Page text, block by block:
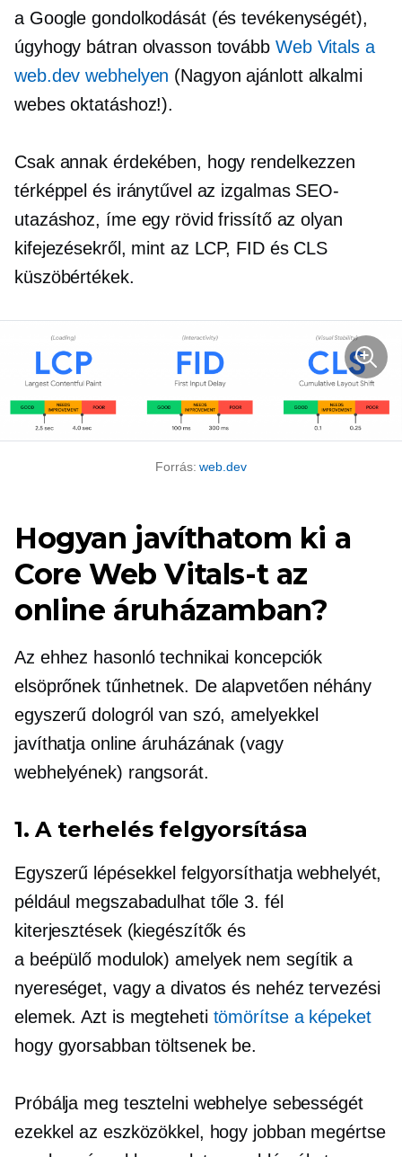
a Google gondolkodását (és tevékenységét),
úgyhogy bátran olvasson tovább Web Vitals a
web.dev webhelyen (Nagyon ajánlott alkalmi
webes oktatáshoz!).
Csak annak érdekében, hogy rendelkezzen
térképpel és iránytűvel az izgalmas SEO-
utazáshoz, íme egy rövid frissítő az olyan
kifejezésekről, mint az LCP, FID és CLS
küszöbértékek.
Forrás:web.dev
Hogyan javíthatom ki a
Core Web Vitals-t az
online áruházamban?
Az ehhez hasonló technikai koncepciók
elsöprőnek tűnhetnek. De alapvetően néhány
egyszerű dologról van szó, amelyekkel
javíthatja online áruházának (vagy
webhelyének) rangsorát.
1. A terhelés felgyorsítása
Egyszerű lépésekkel felgyorsíthatja webhelyét,
például megszabadulhat tőle3. fél
kiterjesztések (kiegészítők és
a beépülő modulok) amelyek nem segítik a
nyereséget, vagy a divatos és nehéz tervezési
elemek. Azt is megteheti tömörítse a képeket
hogy gyorsabban töltsenek be.
Próbálja meg tesztelni webhelye sebességét
ezekkel az eszközökkel, hogy jobban megértse